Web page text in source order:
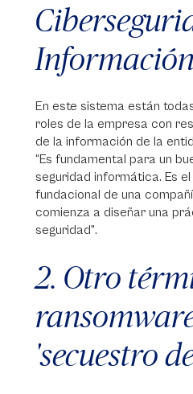
En este sistema están
roles de la empresa con
de la información de la
“Es fundamental para un
seguridad informática. Es
fundacional de una
comienza a diseñar una
seguridad".
2. Otro
'secuestro